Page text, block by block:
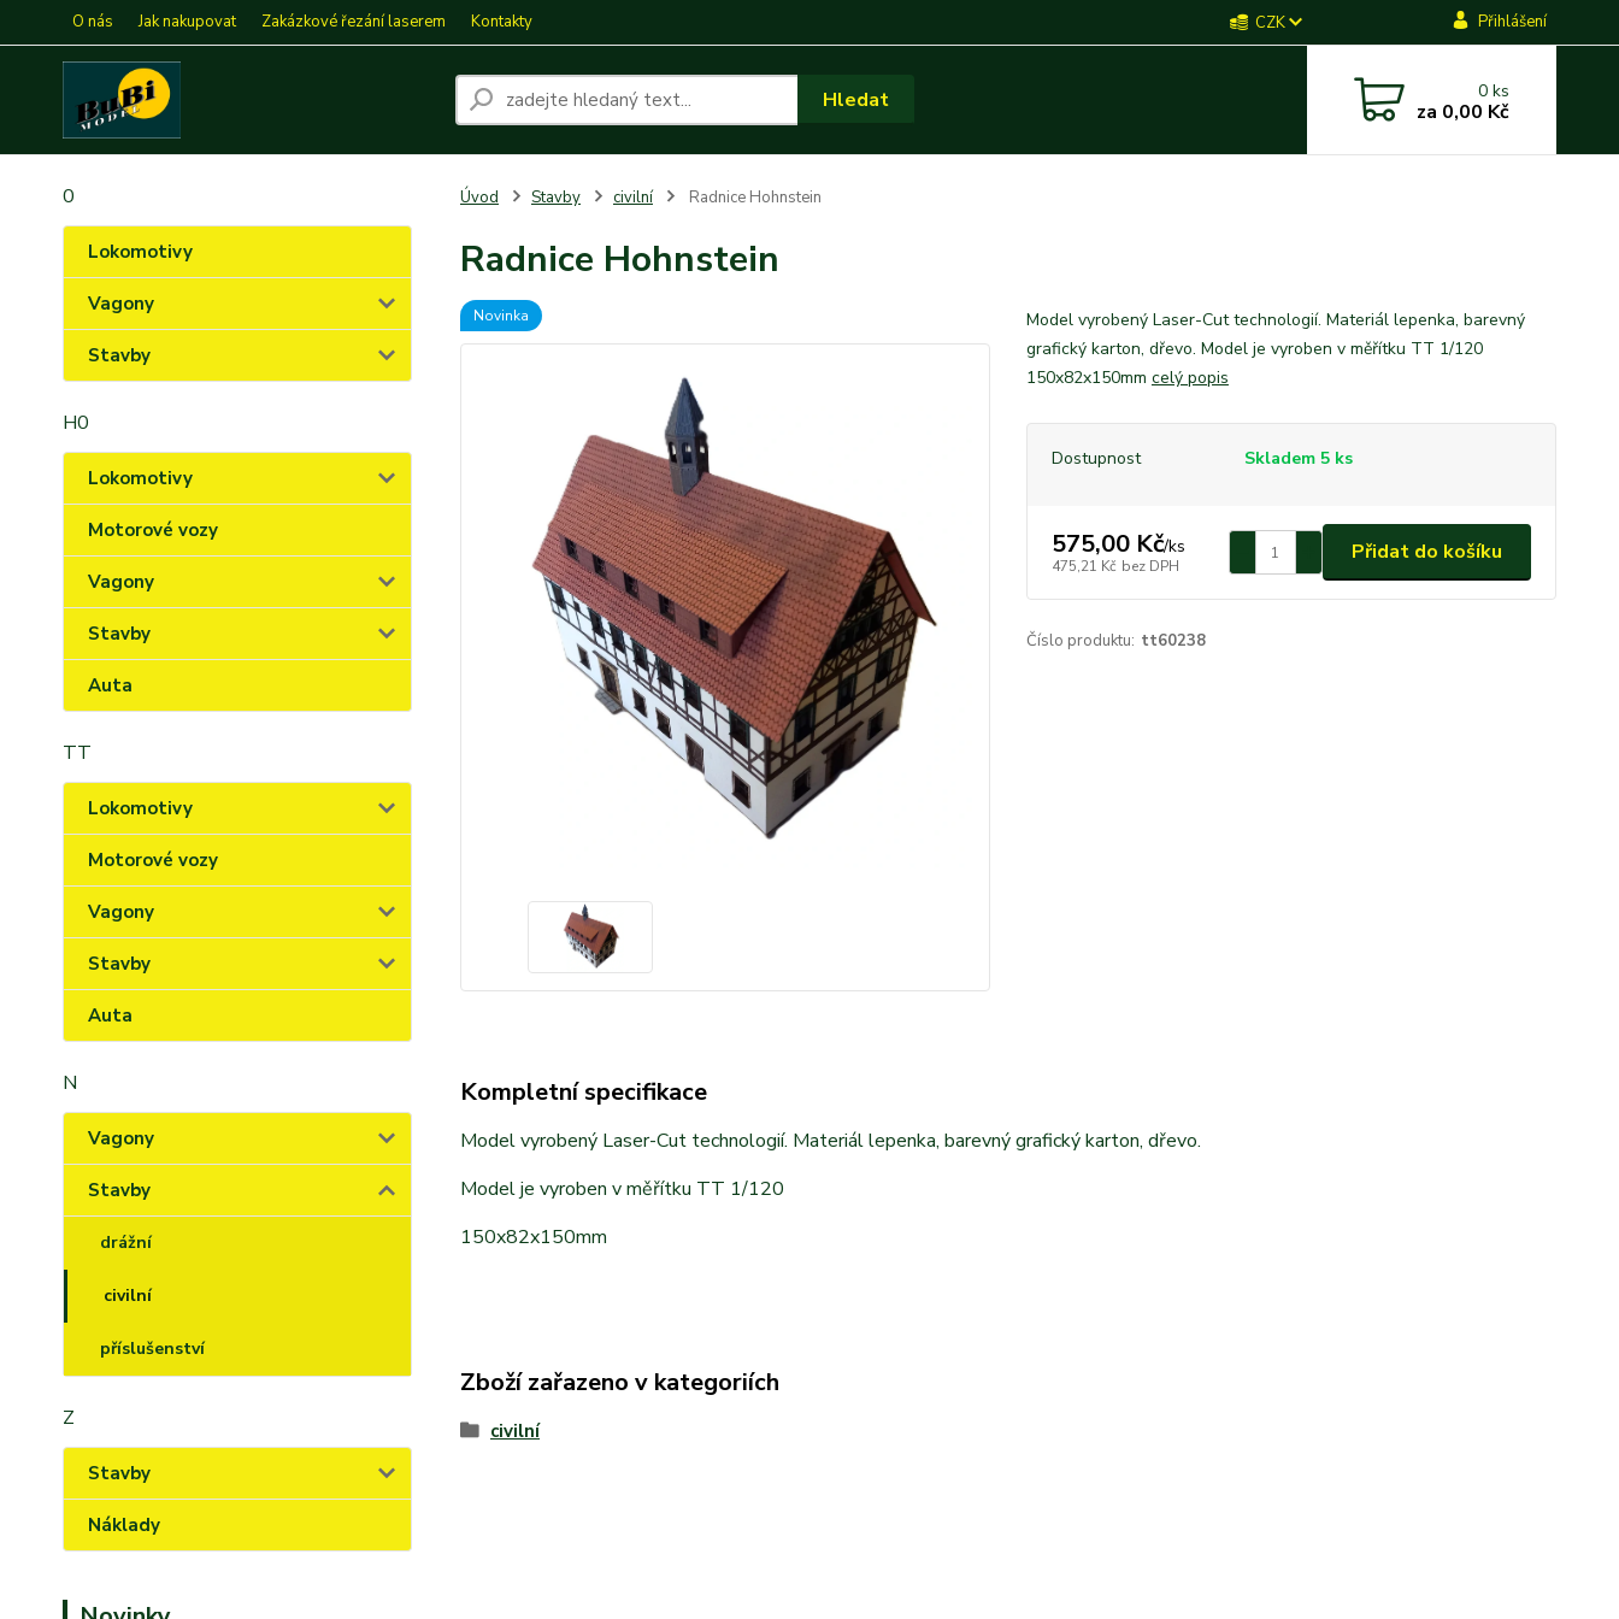
O nás Jak nakupovat Zakázkové řezání laserem Kontakty CZK Přihlášení
Hledat 0ks
za 0,00 Kč
0
Lokomotivy
Vagony
Stavby
H0
Lokomotivy
Motorové vozy
Vagony
Stavby
Auta
TT
Lokomotivy
Motorové vozy
Vagony
Stavby
Auta
N
Vagony
Stavby
drážní
civilní
příslušenství
Z
Stavby
Náklady
Úvod Stavby civilní Radnice Hohnstein
Radnice Hohnstein
Novinka
Model vyrobený Laser-Cut technologií. Materiál lepenka, barevný
grafický karton, dřevo. Model je vyroben v měřítku TT 1/120
150x82x150mm celý popis
Dostupnost Skladem 5 ks
575,00 Kč/ks
475,21 Kč bez DPH
Přidat do košíku
Číslo produktu: tt60238
Kompletní specifikace
Model vyrobený Laser-Cut technologií. Materiál lepenka, barevný grafický karton, dřevo.
Model je vyroben v měřítku TT 1/120
150x82x150mm
Zboží zařazeno v kategoriích
civilní